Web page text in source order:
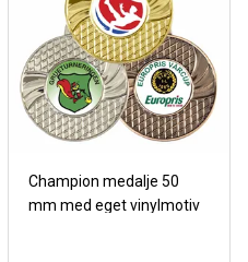
Champion medalje 50
mm med eget vinylmotiv